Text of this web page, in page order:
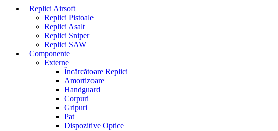
Replici Airsoft
Replici Pistoale
Replici Asalt
Replici Sniper
Replici SAW
Componente
Externe
Încărcătoare Replici
Amortizoare
Handguard
Corpuri
Gripuri
Pat
Dispozitive Optice